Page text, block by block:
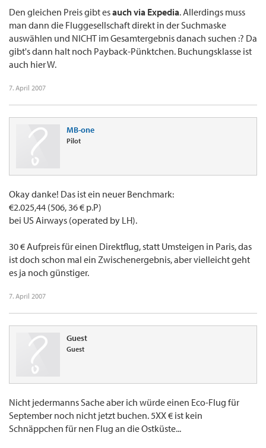
Den gleichen Preis gibt esauch via Expedia. Allerdings muss
man dann die Fluggesellschaft direkt in der Suchmaske
auswählen und NICHT im Gesamtergebnis danach suchen :? Da
gibt's dann halt noch Payback-Pünktchen. Buchungsklasse ist
auch hier W.
7. April 2007
MB-one
Pilot
Okay danke! Das ist ein neuer Benchmark:
€2.025,44 (506, 36 € p.P)
bei US Airways (operated by LH).
30 € Aufpreis für einen Direktflug, statt Umsteigen in Paris, das
ist doch schon mal ein Zwischenergebnis, aber vielleicht geht
es ja noch günstiger.
7. April 2007
Guest
Guest
Nicht jedermanns Sache aber ich würde einen Eco-Flug für
September noch nicht jetzt buchen. 5XX € ist kein
Schnäppchen für nen Flug an die Ostküste...